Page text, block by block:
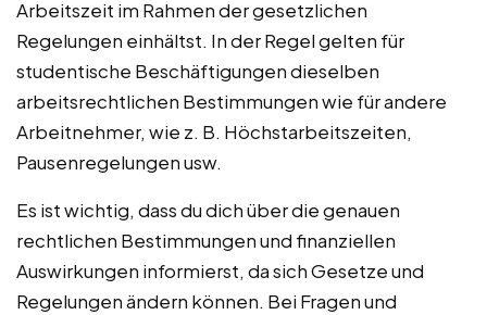
Arbeitszeit im Rahmen der gesetzlichen
Regelungen einhältst. In der Regel gelten für
studentische Beschäftigungen dieselben
arbeitsrechtlichen Bestimmungen wie für andere
Arbeitnehmer, wie z. B. Höchstarbeitszeiten,
Pausenregelungen usw.
Es ist wichtig, dass du dich über die genauen
rechtlichen Bestimmungen und finanziellen
Auswirkungen informierst, da sich Gesetze und
Regelungen ändern können. Bei Fragen und